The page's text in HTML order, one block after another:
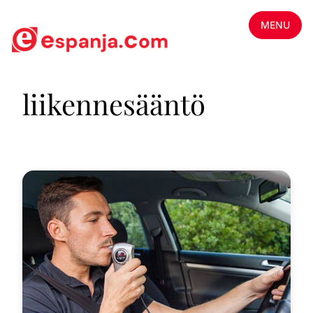
MENU
liikennesääntö